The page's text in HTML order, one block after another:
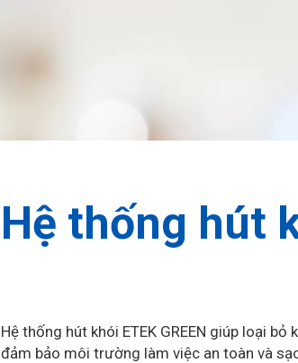
Hệ thống hút
Hệ thống hút khói ETEK GREEN giúp loại
đảm bảo môi trường làm việc an toàn và